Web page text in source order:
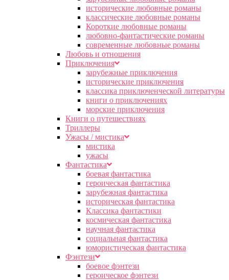
исторические любовные романы
классические любовные романы
Короткие любовные романы
любовно-фантастические романы
современные любовные романы
Любовь и отношения
Приключения
зарубежные приключения
исторические приключения
классика приключенческой литературы
книги о приключениях
морские приключения
Книги о путешествиях
Триллеры
Ужасы / мистика
мистика
ужасы
Фантастика
боевая фантастика
героическая фантастика
зарубежная фантастика
историческая фантастика
Классика фантастики
космическая фантастика
научная фантастика
социальная фантастика
юмористическая фантастика
Фэнтези
боевое фэнтези
героическое фэнтези